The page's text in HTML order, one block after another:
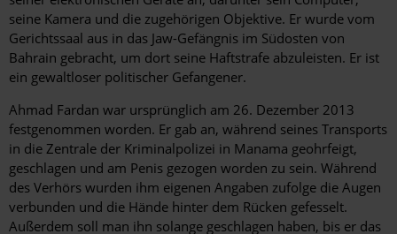
seine Kamera und die zugehörigen Objektive. Er wurde vom
Gerichtssaal aus in das Jaw-Gefängnis im Südosten von
Bahrain gebracht, um dort seine Haftstrafe abzuleisten. Er ist
ein gewaltloser politischer Gefangener.
Ahmad Fardan war ursprünglich am 26. Dezember 2013
festgenommen worden. Er gab an, während seines Transports
in die Zentrale der Kriminalpolizei in Manama geohrfeigt,
geschlagen und am Penis gezogen worden zu sein. Während
des Verhörs wurden ihm eigenen Angaben zufolge die Augen
verbunden und die Hände hinter dem Rücken gefesselt.
Außerdem soll man ihn solange geschlagen haben, bis er das